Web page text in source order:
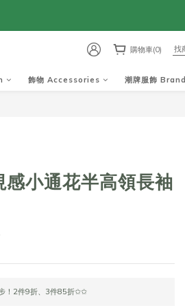
購物車(0)
飾物 Accessories 潮牌服飾 Brand
感小通花半高領長袖
！2件9折、3件85折✩✩